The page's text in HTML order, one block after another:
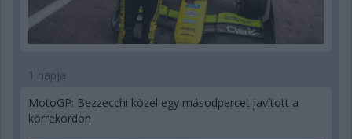
1 napja
MotoGP: Bezzecchi közel egy másodpercet javított a
körrekordon